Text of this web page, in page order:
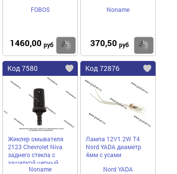
FOBOS
1460,00 руб Купить
Noname
370,50 руб
Код 7580
Жиклер омывателя
2123 Chevrolet Niva
заднего стекла с
защелкой черный
Noname
Код 72876
Лампа 12V1.2W Т4
Nord YADA диаметр
4мм с усами
Nord YADA